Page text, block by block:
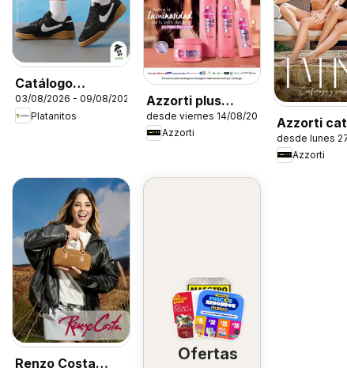
Catálogo
Platanitos - Nike
03/08/2026 - 09/08/2026
Platanitos
Azzorti plus
catálogo -
Campaña 13
desde viernes 14/08/2026
Azzorti
Azzorti
- Campaña
desde lunes
Azzorti
Renzo Costa
Ofertas